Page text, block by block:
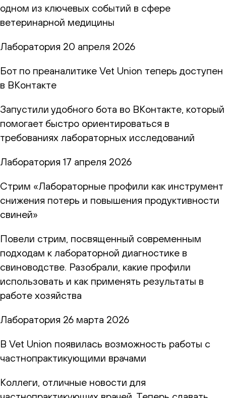
одном из ключевых событий в сфере
ветеринарной медицины
Лаборатория 20 апреля 2026
Бот по преаналитике Vet Union теперь доступен
в ВКонтакте
Запустили удобного бота во ВКонтакте, который
помогает быстро ориентироваться в
требованиях лабораторных исследований
Лаборатория 17 апреля 2026
Стрим «Лабораторные профили как инструмент
снижения потерь и повышения продуктивности
свиней»
Повели стрим, посвященный современным
подходам к лабораторной диагностике в
свиноводстве. Разобрали, какие профили
использовать и как применять результаты в
работе хозяйства
Лаборатория 26 марта 2026
В Vet Union появилась возможность работы с
частнопрактикующими врачами
Коллеги, отличные новости для